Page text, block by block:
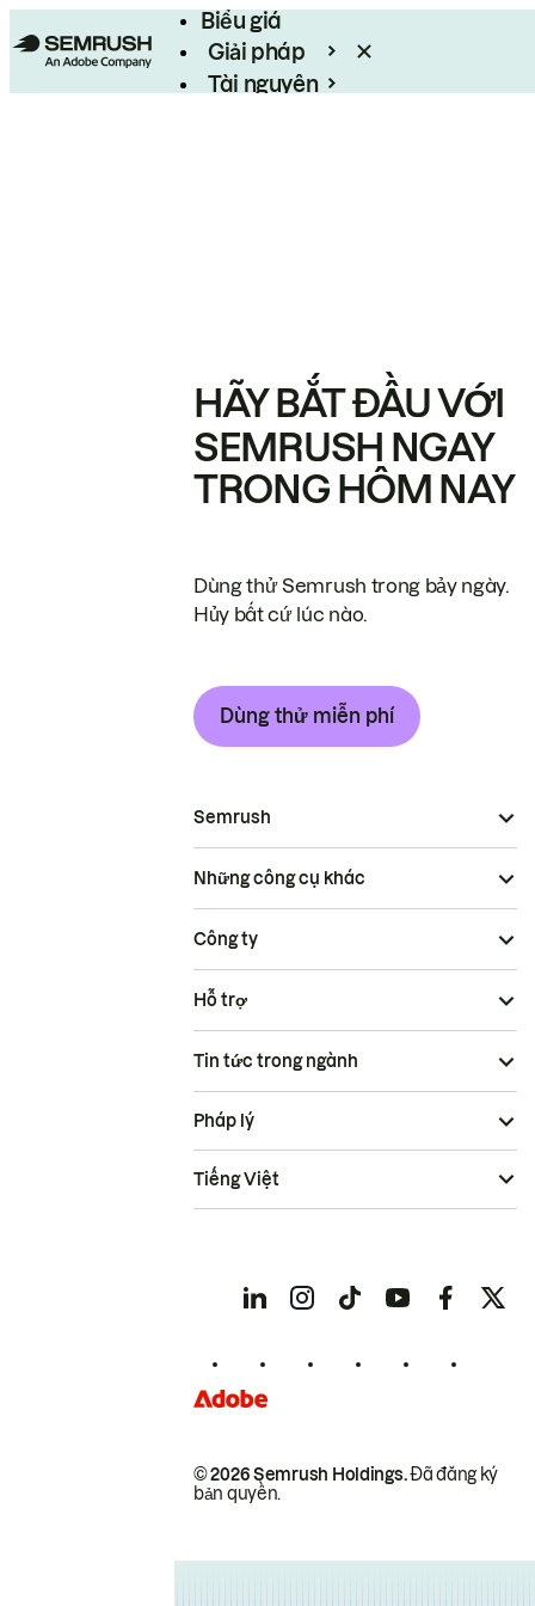
Biểu giá
Giải pháp
Tài nguyên
HÃY BẮT ĐẦU VỚI
SEMRUSH NGAY
TRONG HÔM NAY
Dùng thử Semrush trong bảy ngày.
Hủy bất cứ lúc nào.
Dùng thử miễn phí
Semrush
Những công cụ khác
Công ty
Hỗ trợ
Tin tức trong ngành
© 2026 Semrush Holdings.Đã đăng ký
bản quyền.
Pháp lý
Tiếng Việt